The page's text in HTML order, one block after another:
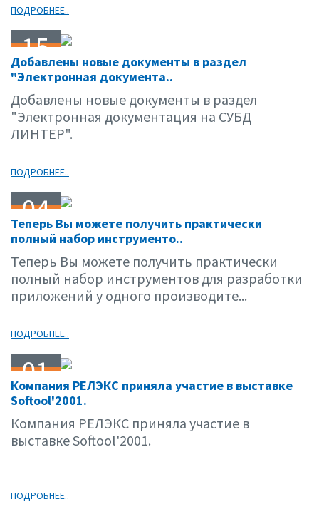
ПОДРОБНЕЕ..
15
10.01
Добавлены новые документы в раздел
"Электронная документа..
Добавлены новые документы в раздел
"Электронная документация на СУБД
ЛИНТЕР".
ПОДРОБНЕЕ..
04
10.01
Теперь Вы можете получить практически
полный набор инструменто..
Теперь Вы можете получить практически
полный набор инструментов для разработки
приложений у одного производите...
ПОДРОБНЕЕ..
01
10.01
Компания РЕЛЭКС приняла участие в выставке
Softool'2001.
Компания РЕЛЭКС приняла участие в
выставке Softool'2001.
ПОДРОБНЕЕ..